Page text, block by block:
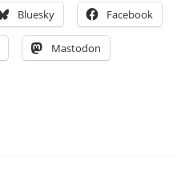
Bluesky Facebook
Mastodon